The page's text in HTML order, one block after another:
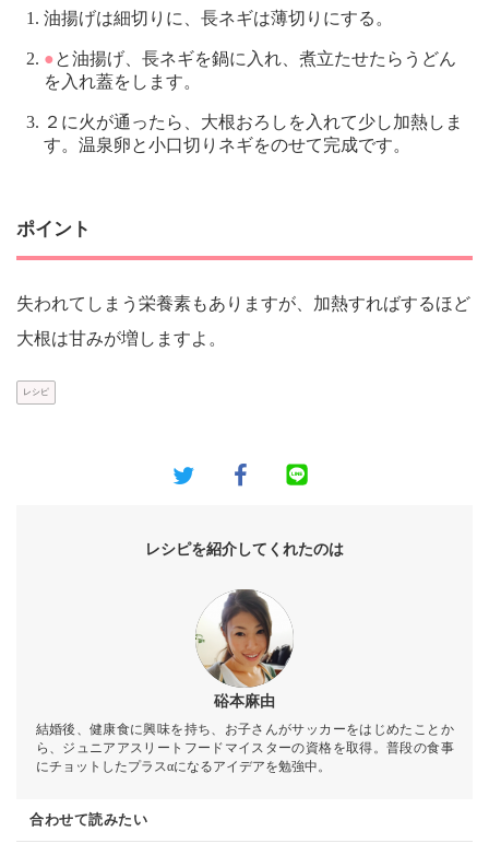
油揚げは細切りに、長ネギは薄切りにする。
●と油揚げ、長ネギを鍋に入れ、煮立たせたらうどん
を入れ蓋をします。
２に火が通ったら、大根おろしを入れて少し加熱しま
す。温泉卵と小口切りネギをのせて完成です。
ポイント
失われてしまう栄養素もありますが、加熱すればするほど
大根は甘みが増しますよ。
レシピ
レシピを紹介してくれたのは
硲本麻由
結婚後、健康食に興味を持ち、お子さんがサッカーをはじめたことか
ら、ジュニアアスリートフードマイスターの資格を取得。普段の食事
にチョットしたプラスαになるアイデアを勉強中。
合わせて読みたい